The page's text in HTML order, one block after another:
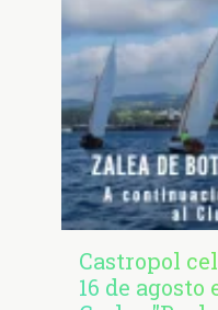
Castropol
16 de